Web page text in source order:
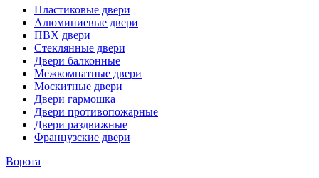
Пластиковые двери
Алюминиевые двери
ПВХ двери
Стеклянные двери
Двери балконные
Межкомнатные двери
Москитные двери
Двери гармошка
Двери противопожарные
Двери раздвижные
Французские двери
Ворота